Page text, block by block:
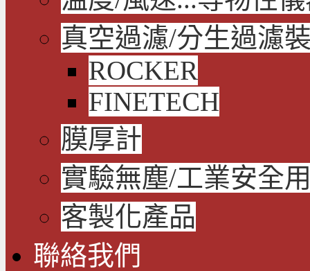
真空過濾/分生過濾
ROCKER
FINETECH
膜厚計
實驗無塵/工業安全
客製化產品
聯絡我們